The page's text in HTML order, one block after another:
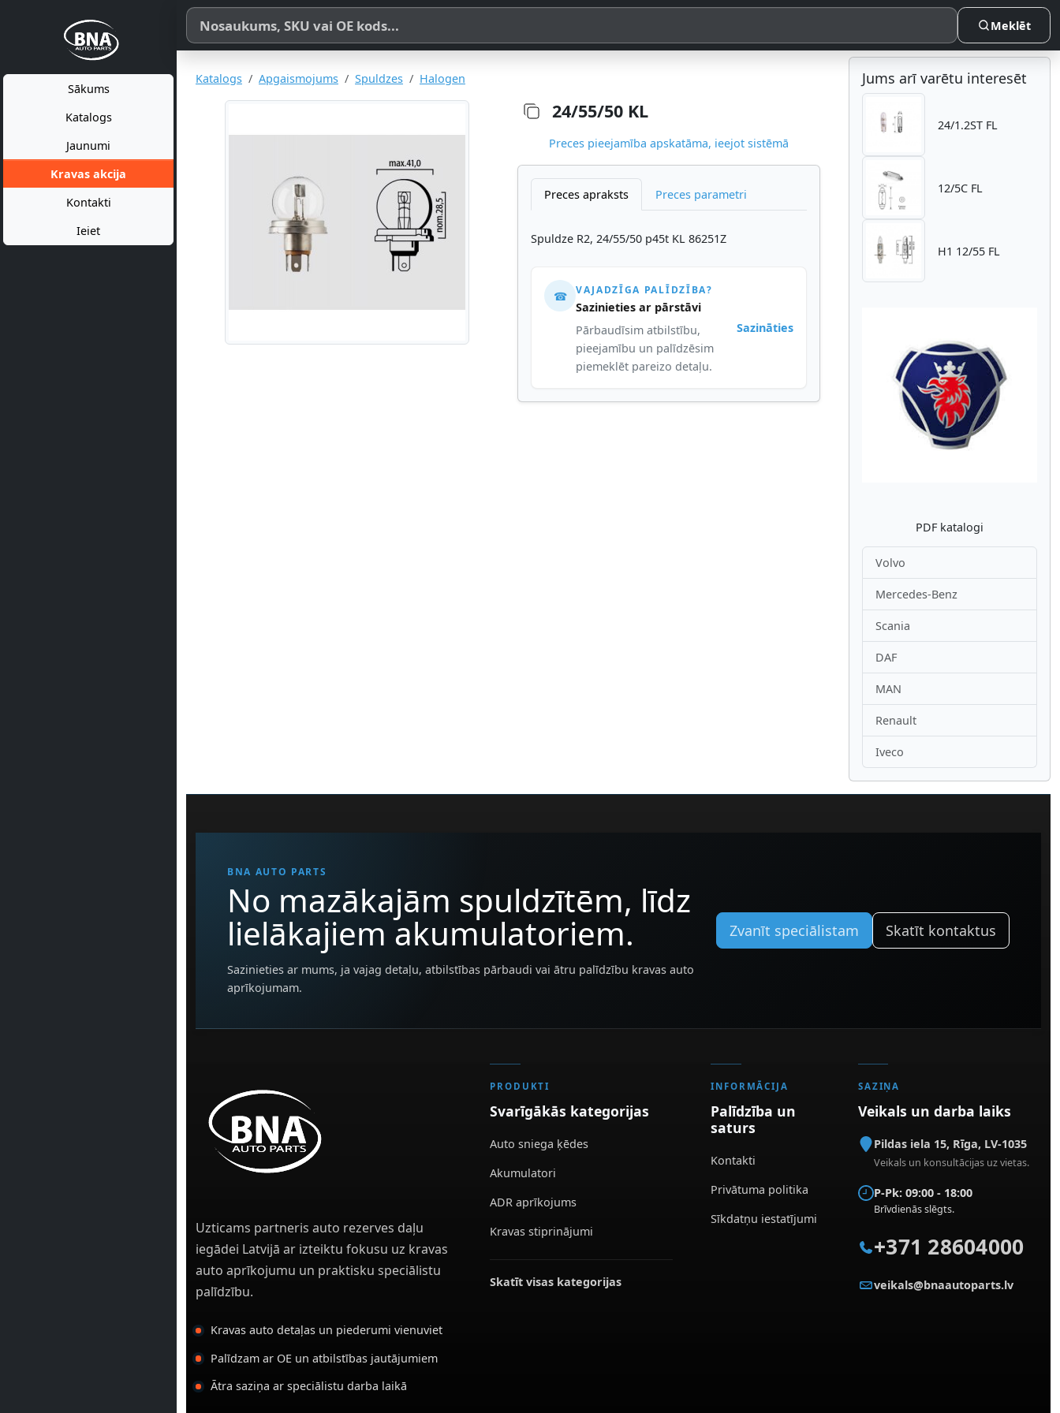
Sākums
Katalogs
Jaunumi
Kravas akcija
Kontakti
Ieiet
Meklēt pēc produkta nosaukuma, SKU vai OE koda
Meklēt
Katalogs Apgaismojums Spuldzes Halogen
24/55/50 KL
Preces pieejamība apskatāma, ieejot sistēmā
Preces apraksts Preces parametri
Spuldze R2, 24/55/50 p45t KL 86251Z
☎ VAJADZĪGA PALĪDZĪBA?
Sazinieties ar pārstāvi
Pārbaudīsim atbilstību,
pieejamību un palīdzēsim
piemeklēt pareizo detaļu.
Sazināties
Jums arī varētu interesēt
24/1.2ST FL
12/5C FL
H1 12/55 FL
Atpakaļ
PDF katalogi
Volvo
Mercedes-Benz
Scania
DAF
MAN
Renault
Iveco
BNA AUTO PARTS
No mazākajām spuldzītēm, līdz
lielākajiem akumulatoriem.
Sazinieties ar mums, ja vajag detaļu, atbilstības pārbaudi vai ātru palīdzību kravas auto
aprīkojumam.
Zvanīt speciālistam Skatīt kontaktus
Uzticams partneris auto rezerves daļu
iegādei Latvijā ar izteiktu fokusu uz kravas
auto aprīkojumu un praktisku speciālistu
palīdzību.
Kravas auto detaļas un piederumi vienuviet
Palīdzam ar OE un atbilstības jautājumiem
Ātra saziņa ar speciālistu darba laikā
PRODUKTI
Svarīgākās kategorijas
Auto sniega ķēdes
Akumulatori
ADR aprīkojums
Kravas stiprinājumi
Skatīt visas kategorijas
INFORMĀCIJA
Palīdzība un
saturs
Kontakti
Privātuma politika
Sīkdatņu iestatījumi
SAZIŅA
Veikals un darba laiks
Pildas iela 15, Rīga, LV-1035
Veikals un konsultācijas uz vietas.
P-Pk: 09:00 - 18:00
Brīvdienās slēgts.
+371 28604000
veikals@bnaautoparts.lv